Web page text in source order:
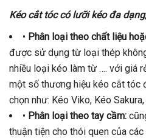
Kéo cắt tóc có lưỡi kéo đa
• Phân loại theo chất liệu
được sử dụng từ loại thép
nhiều loại kéo làm từ …. với giá
một số thương hiệu kéo cắt tóc
chọn như: Kéo Viko, Kéo
• Phân loại theo tay cầm:
thuận tiện cho thói quen của